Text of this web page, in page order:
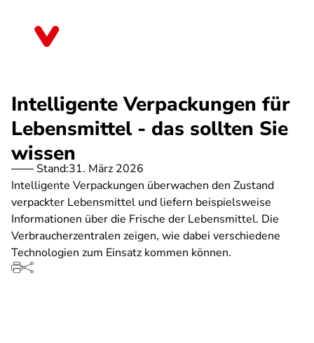
Intelligente Verpackungen für
Lebensmittel - das sollten Sie
wissen
Stand:31. März 2026
Intelligente Verpackungen überwachen den Zustand
verpackter Lebensmittel und liefern beispielsweise
Informationen über die Frische der Lebensmittel. Die
Verbraucherzentralen zeigen, wie dabei verschiedene
Technologien zum Einsatz kommen können.